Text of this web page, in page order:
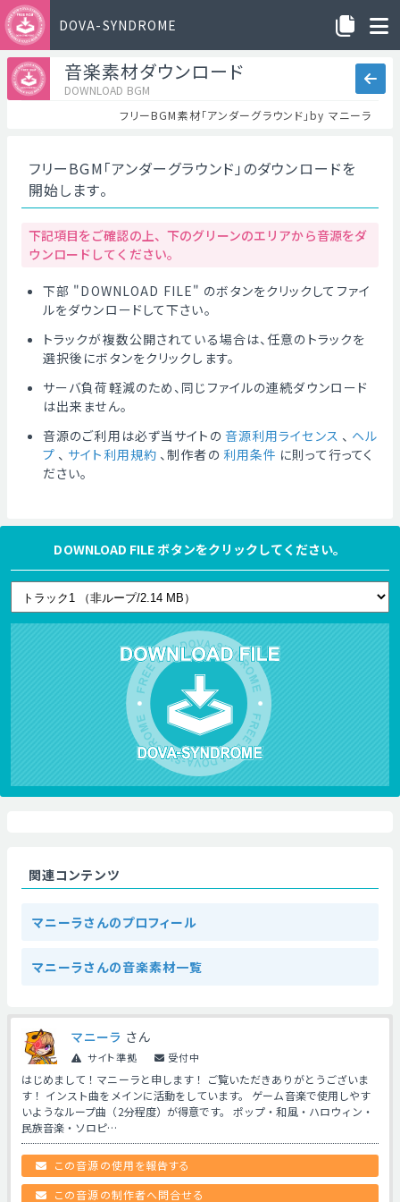
DOVA-SYNDROME
音楽素材ダウンロード
DOWNLOAD BGM
フリーBGM素材「アンダーグラウンド」by マニーラ
フリーBGM「アンダーグラウンド」のダウンロードを
開始します。
下記項目をご確認の上、下のグリーンのエリアから音源をダ
ウンロードしてください。
下部 "DOWNLOAD FILE" のボタンをクリックしてファイ
ルをダウンロードして下さい。
トラックが複数公開されている場合は、任意のトラックを
選択後にボタンをクリックします。
サーバ負荷軽減のため、同じファイルの連続ダウンロード
は出来ません。
音源のご利用は必ず当サイトの 音源利用ライセンス 、 ヘル
プ 、 サイト利用規約 、制作者の 利用条件 に則って行ってく
ださい。
DOWNLOAD FILE ボタンをクリックしてください。
関連コンテンツ
マニーラさんのプロフィール
マニーラさんの音楽素材一覧
マニーラ さん
サイト準拠 受付中
はじめまして！マニーラと申します！ ご覧いただきありがとうございま
す！ インスト曲をメインに活動をしています。 ゲーム音楽で使用しやす
いようなループ曲（2分程度）が得意です。 ポップ・和風・ハロウィン・
民族音楽・ソロピ…
この音源の使用を報告する
この音源の制作者へ問合せる